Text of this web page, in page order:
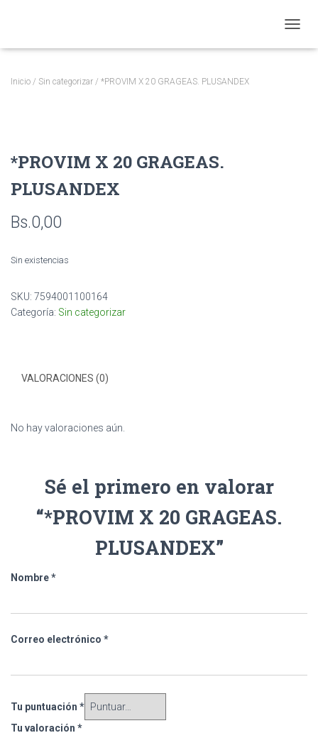
Inicio / Sin categorizar / *PROVIM X 20 GRAGEAS. PLUSANDEX
*PROVIM X 20 GRAGEAS.
PLUSANDEX
Bs.0,00
Sin existencias
SKU: 7594001100164
Categoría: Sin categorizar
VALORACIONES (0)
No hay valoraciones aún.
Sé el primero en valorar
“*PROVIM X 20 GRAGEAS.
PLUSANDEX”
Nombre*
Correo electrónico *
Tu puntuación *
Tu valoración *